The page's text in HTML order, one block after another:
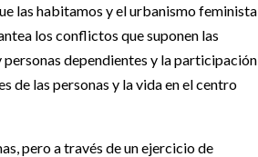
las habitamos y el urbanismo feminista
los conflictos que suponen las
dependientes y la participación
de las personas y la vida en el centro
pero a través de un ejercicio de